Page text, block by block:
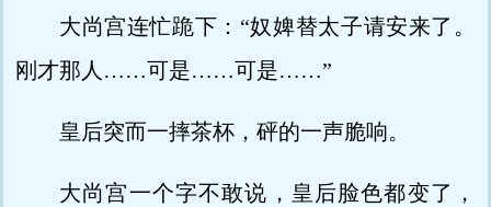
大尚宫连忙跪下：“奴婢替太子请安来了。
刚才那人……可是……可是……”
皇后突而一摔茶杯，砰的一声脆响。
大尚宫一个字不敢说，皇后脸色都变了，